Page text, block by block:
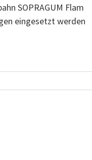
SOPRAGUM Flam
eingesetzt werden